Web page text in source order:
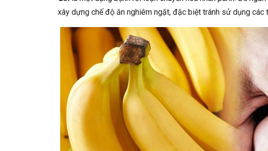
xây dựng chế độ ăn nghiêm ngặt, đặc biệt tránh sử dụng các